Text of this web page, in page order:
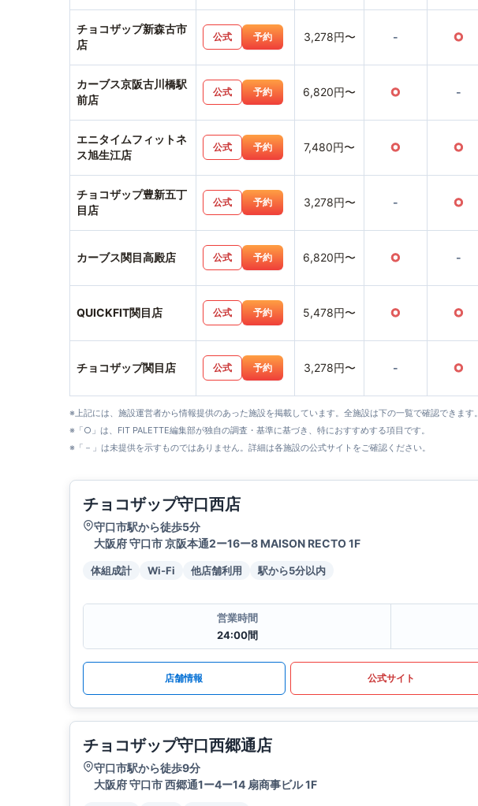
チョコザップ新森古市
店
公式 予約 3,278円〜 - ○
カーブス京阪古川橋駅
前店
公式 予約 6,820円〜 ○ -
エニタイムフィットネ
ス旭生江店
公式 予約 7,480円〜 ○ ○
チョコザップ豊新五丁
目店
公式 予約 3,278円〜 - ○
カーブス関目高殿店 公式 予約 6,820円〜 ○ -
QUICKFIT関目店 公式 予約 5,478円〜 ○ ○
チョコザップ関目店 公式 予約 3,278円〜 - ○
※上記には、施設運営者から情報提供のあった施設を掲載しています。全施設は下の一覧で確認できます。
※「○」は、FIT PALETTE編集部が独自の調査・基準に基づき、特におすすめする項目です。
※「－」は未提供を示すものではありません。詳細は各施設の公式サイトをご確認ください。
チョコザップ守口西店
守口市駅から徒歩5分
大阪府 守口市 京阪本通2ー16ー8 MAISON RECTO 1F
体組成計 Wi-Fi 他店舗利用 駅から5分以内
営業時間
24:00間
店舗情報 公式サイト
チョコザップ守口西郷通店
守口市駅から徒歩9分
大阪府 守口市 西郷通1ー4ー14 扇商事ビル 1F